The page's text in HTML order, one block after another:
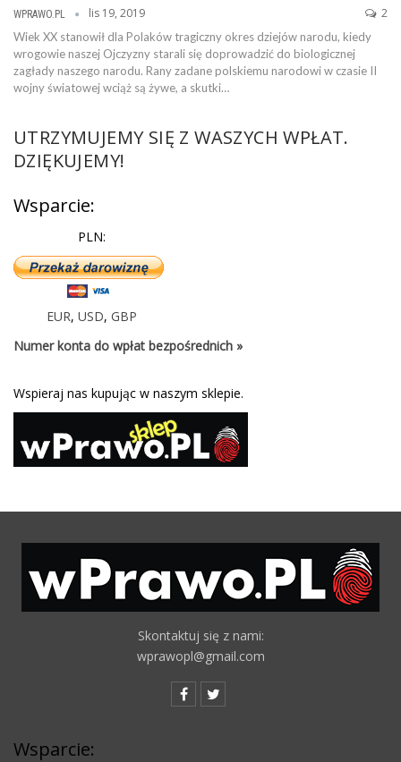
WPRAWO.PL lis 19, 2019 2
Wiek XX stanowił dla Polaków tragiczny okres dziejów narodu, kiedy
wrogowie naszej Ojczyzny starali się doprowadzić do biologicznej
zagłady naszego narodu. Rany zadane polskiemu narodowi w czasie II
wojny światowej wciąż są żywe, a skutki…
UTRZYMUJEMY SIĘ Z WASZYCH WPŁAT.
DZIĘKUJEMY!
Wsparcie:
PLN:
EUR, USD, GBP
Numer konta do wpłat bezpośrednich »
Wspieraj nas kupując w naszym sklepie.
Skontaktuj się z nami:
wprawopl@gmail.com
Wsparcie: